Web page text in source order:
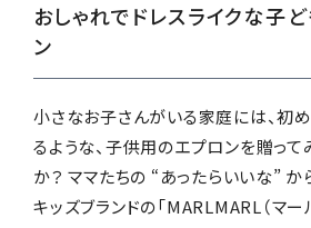
おしゃれでドレスライクな子
ン
小さなお子さんがいる家庭には、初
るような、子供用のエプロンを贈って
か？ ママたちの “あったらいいな” か
キッズブランドの「MARLMARL（マー